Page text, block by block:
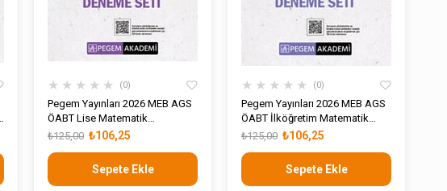
★ ★ ★ ★ ★ 0
Pegem Yayınları 2026 MEB AGS
ÖABT Lise Matematik
Öğretmenliği Tamamı Çözümlü
Seti
₺106,25
₺125,00
Sepete Ekle
★ ★ ★ ★ ★ 0
Pegem Yayınları 2026 MEB AGS
ÖABT İlköğretim Matematik
Öğretmenliği Tamamı Çözümlü
Seti
₺106,25
₺125,00
Sepete Ekle